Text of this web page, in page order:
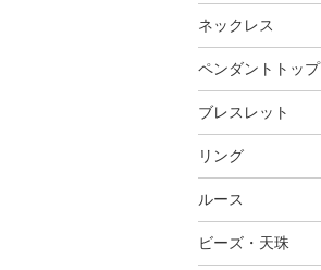
ネックレス
ペンダントトップ
ブレスレット
リング
ルース
ビーズ・天珠